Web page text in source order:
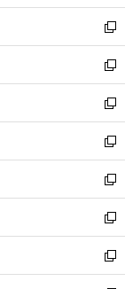
ウ
で
開
く
ン
ド
ウ
で
開
く
新
し
い
ウ
ィ
ン
ド
ウ
で
開
く
新
し
い
ウ
ィ
ン
ド
ウ
で
開
く
新
し
い
ウ
ィ
ン
ド
ウ
で
開
新
し
い
ウ
ィ
ン
ド
ウ
新
し
い
ウ
ィ
ン
新
し
い
ウ
新
し